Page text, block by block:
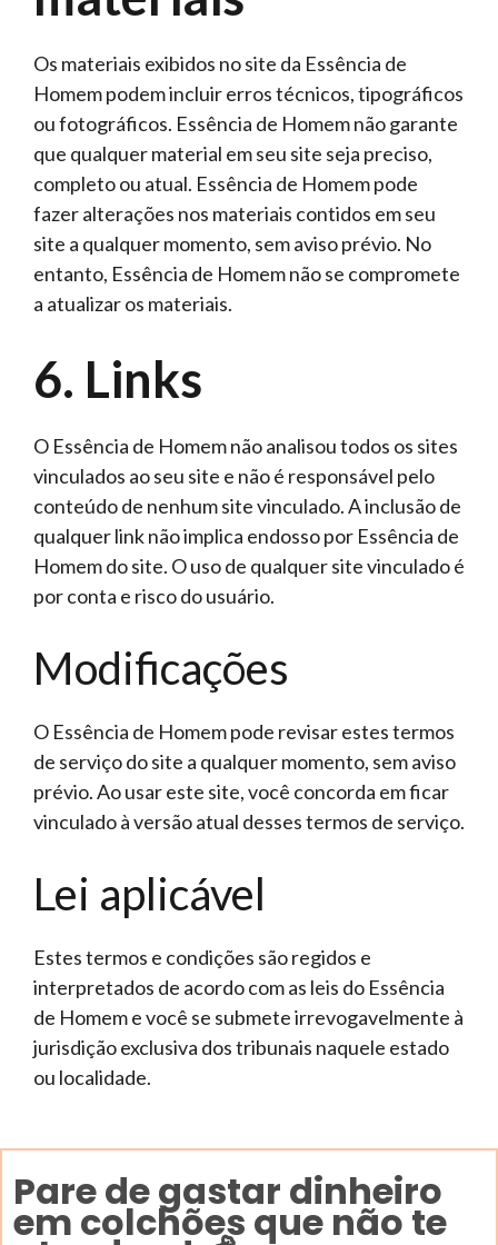
Os materiais exibidos no site da Essência de
Homem podem incluir erros técnicos, tipográficos
ou fotográficos. Essência de Homem não garante
que qualquer material em seu site seja preciso,
completo ou atual. Essência de Homem pode
fazer alterações nos materiais contidos em seu
site a qualquer momento, sem aviso prévio. No
entanto, Essência de Homem não se compromete
a atualizar os materiais.
6. Links
O Essência de Homem não analisou todos os sites
vinculados ao seu site e não é responsável pelo
conteúdo de nenhum site vinculado. A inclusão de
qualquer link não implica endosso por Essência de
Homem do site. O uso de qualquer site vinculado é
por conta e risco do usuário.
Modificações
O Essência de Homem pode revisar estes termos
de serviço do site a qualquer momento, sem aviso
prévio. Ao usar este site, você concorda em ficar
vinculado à versão atual desses termos de serviço.
Lei aplicável
Estes termos e condições são regidos e
interpretados de acordo com as leis do Essência
de Homem e você se submete irrevogavelmente à
jurisdição exclusiva dos tribunais naquele estado
ou localidade.